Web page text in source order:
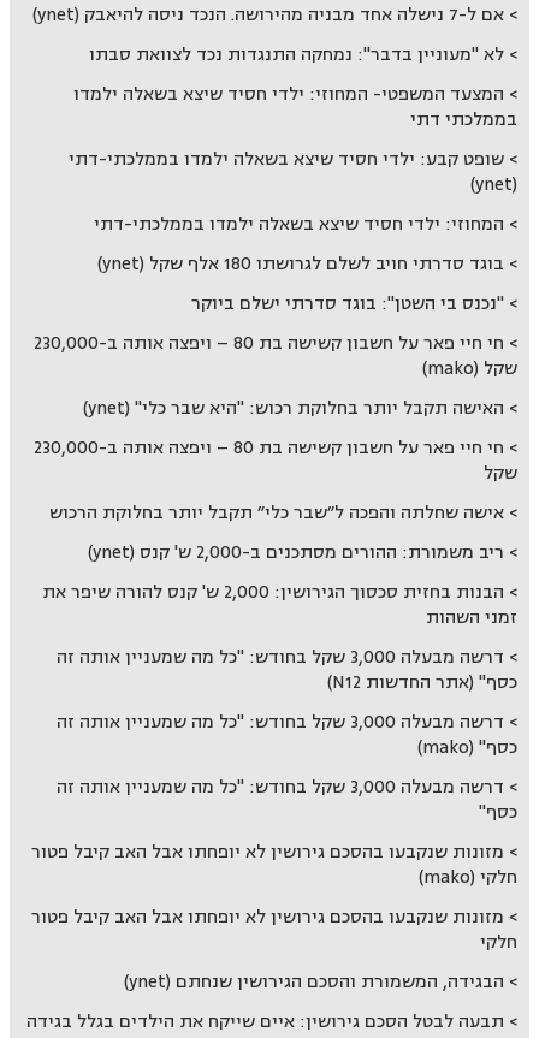
אם ל-7 נישלה אחד מבניה מהירושה. הנכד ניסה להיאבק (ynet)
לא "מעוניין בדבר": נמחקה התנגדות נכד לצוואת סבתו
המצעד המשפטי- המחוזי: ילדי חסיד שיצא בשאלה ילמדו
בממלכתי דתי
שופט קבע: ילדי חסיד שיצא בשאלה ילמדו בממלכתי-דתי
(ynet)
המחוזי: ילדי חסיד שיצא בשאלה ילמדו בממלכתי-דתי
בוגד סדרתי חויב לשלם לגרושתו 180 אלף שקל (ynet)
"נכנס בי השטן": בוגד סדרתי ישלם ביוקר
חי חיי פאר על חשבון קשישה בת 80 – ויפצה אותה ב-230,000
שקל (mako)
האישה תקבל יותר בחלוקת רכוש: "היא שבר כלי" (ynet)
חי חיי פאר על חשבון קשישה בת 80 – ויפצה אותה ב-230,000
שקל
אישה שחלתה והפכה ל״שבר כלי״ תקבל יותר בחלוקת הרכוש
ריב משמורת: ההורים מסתכנים ב-2,000 ש' קנס (ynet)
הבנות בחזית סכסוך הגירושין: 2,000 ש' קנס להורה שיפר את
זמני השהות
דרשה מבעלה 3,000 שקל בחודש: "כל מה שמעניין אותה זה
כסף" (אתר החדשות N12)
דרשה מבעלה 3,000 שקל בחודש: "כל מה שמעניין אותה זה
כסף" (mako)
דרשה מבעלה 3,000 שקל בחודש: "כל מה שמעניין אותה זה
כסף"
מזונות שנקבעו בהסכם גירושין לא יופחתו אבל האב קיבל פטור
חלקי (mako)
מזונות שנקבעו בהסכם גירושין לא יופחתו אבל האב קיבל פטור
חלקי
הבגידה, המשמורת והסכם הגירושין שנחתם (ynet)
תבעה לבטל הסכם גירושין: איים שייקח את הילדים בגלל בגידה